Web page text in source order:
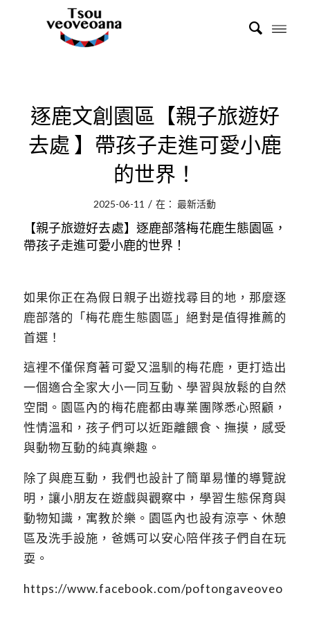
逐鹿文創園區【親子旅遊好
去處 】帶孩子走進可愛小鹿
的世界！
2025-06-11 / 在：最新活動
【親子旅遊好去處】逐鹿部落梅花鹿生態園區，
帶孩子走進可愛小鹿的世界！
如果你正在為假日親子出遊找尋目的地，那麼逐
鹿部落的「梅花鹿生態園區」絕對是值得推薦的
首選！
這裡不僅保育著可愛又溫馴的梅花鹿，更打造出
一個適合全家大小一同互動、學習與放鬆的自然
空間。園區內的梅花鹿都由專業團隊悉心照顧，
性情溫和，孩子們可以近距離餵食、撫摸，感受
與動物互動的純真樂趣。
除了與鹿互動，我們也設計了簡單易懂的導覽說
明，讓小朋友在遊戲與觀察中，學習生態保育與
動物知識，寓教於樂。園區內也設有涼亭、休憩
區及洗手設施，爸媽可以安心陪伴孩子們自在玩
耍。
https://www.facebook.com/poftongaveoveo